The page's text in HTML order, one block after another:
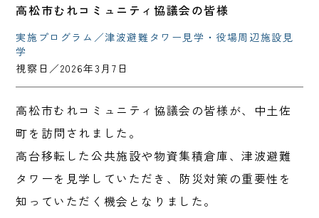
高松市むれコミュニティ協議会の皆様
実施プログラム／津波避難タワー見学・役場周辺施設見
学
視察日／2026年3月7日
高松市むれコミュニティ協議会の皆様が、中土佐
町を訪問されました。
高台移転した公共施設や物資集積倉庫、津波避難
タワーを見学していただき、防災対策の重要性を
知っていただく機会となりました。